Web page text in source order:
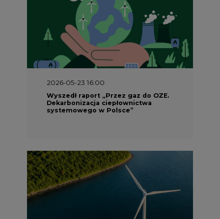
2026-05-23 16:00
Wyszedł raport „Przez gaz do OZE.
Dekarbonizacja ciepłownictwa
systemowego w Polsce”